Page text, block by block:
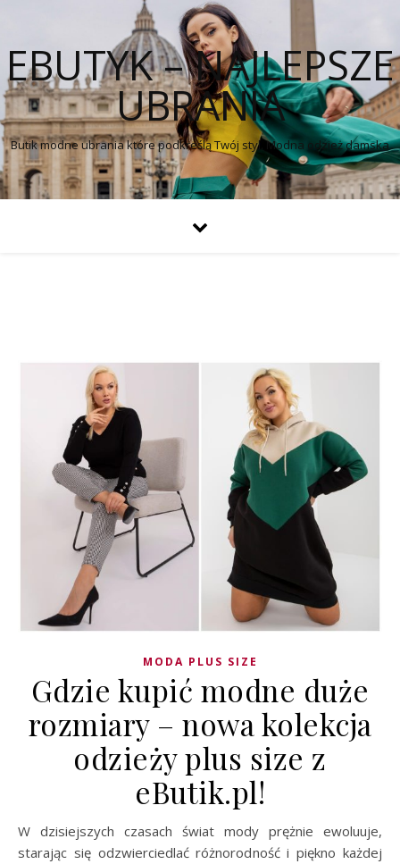
EBUTYK – NAJLEPSZE
UBRANIA
Butik modne ubrania które podkreślą Twój styl. Modna odzież damska
MODA PLUS SIZE
Gdzie kupić modne duże
rozmiary – nowa kolekcja
odzieży plus size z
eButik.pl!
W dzisiejszych czasach świat mody prężnie ewoluuje,
starając się odzwierciedlać różnorodność i piękno każdej